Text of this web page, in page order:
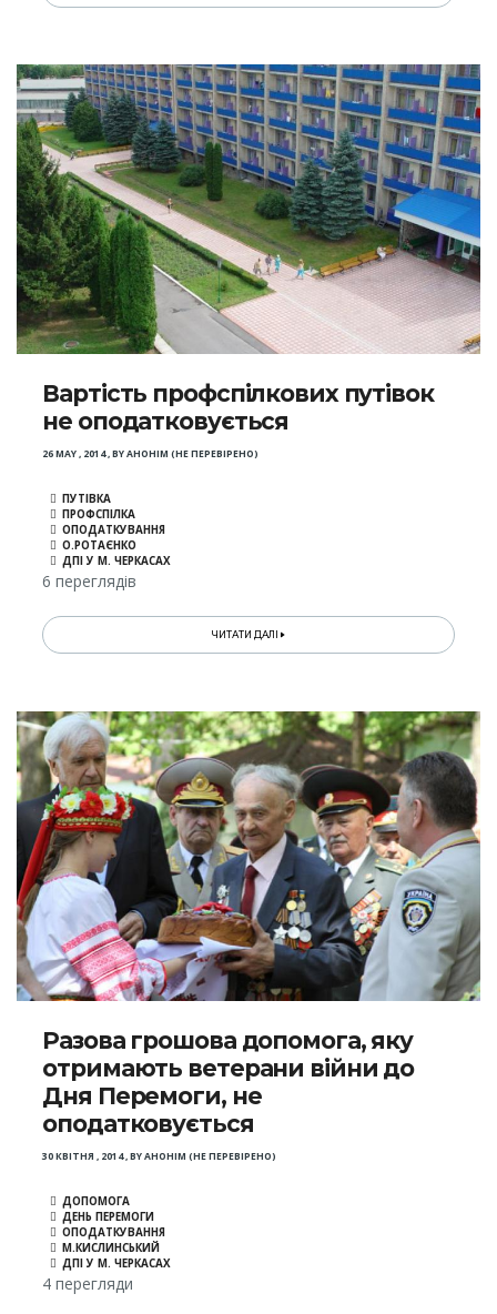
Вартість профспілкових путівок
не оподатковується
26 MAY , 2014,BYАНОНІМ (НЕ ПЕРЕВІРЕНО)
ПУТІВКА
ПРОФСПІЛКА
ОПОДАТКУВАННЯ
О.РОТАЄНКО
ДПІ У М. ЧЕРКАСАХ
6 переглядів
ЧИТАТИ ДАЛІ
Разова грошова допомога, яку
отримають ветерани війни до
Дня Перемоги, не
оподатковується
30 КВІТНЯ , 2014,BYАНОНІМ (НЕ ПЕРЕВІРЕНО)
ДОПОМОГА
ДЕНЬ ПЕРЕМОГИ
ОПОДАТКУВАННЯ
М.КИСЛИНСЬКИЙ
ДПІ У М. ЧЕРКАСАХ
4 перегляди